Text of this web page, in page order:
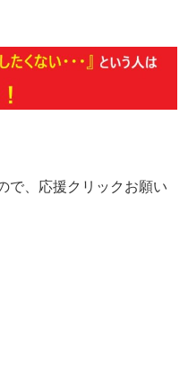
で、応援クリックお願い